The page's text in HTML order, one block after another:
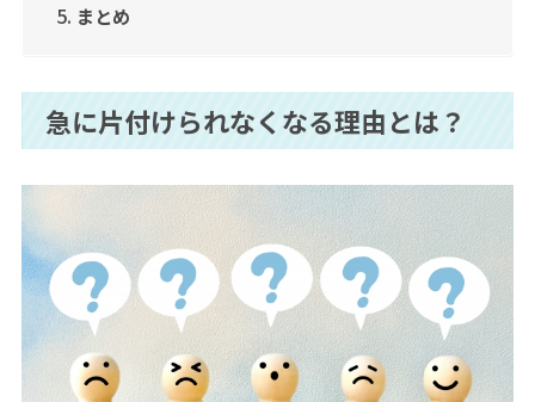
まとめ
急に片付けられなくなる理由とは？